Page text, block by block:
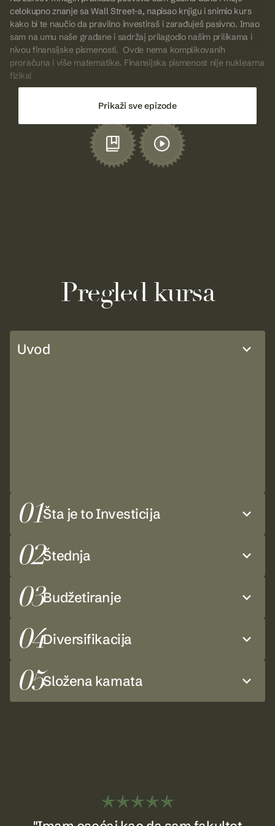
celokupno znanje sa Wall Street-a, napisao knjigu i snimio kurs
kako bi te naučio da pravilno investiraš i zarađuješ pasivno. Imao
sam na umu naše građane i sadržaj prilagodio našim prilikama i
nivou finansijske pismenosti. Ovde nema komplikovanih
proračuna i više matematike. Finansijska pismenost nije nuklearna
fizika!
Pregled kursa
Uvod
01Šta je to Investicija
02Štednja
03Budžetiranje
04Diversifikacija
05Složena kamata
Prikaži sve epizode